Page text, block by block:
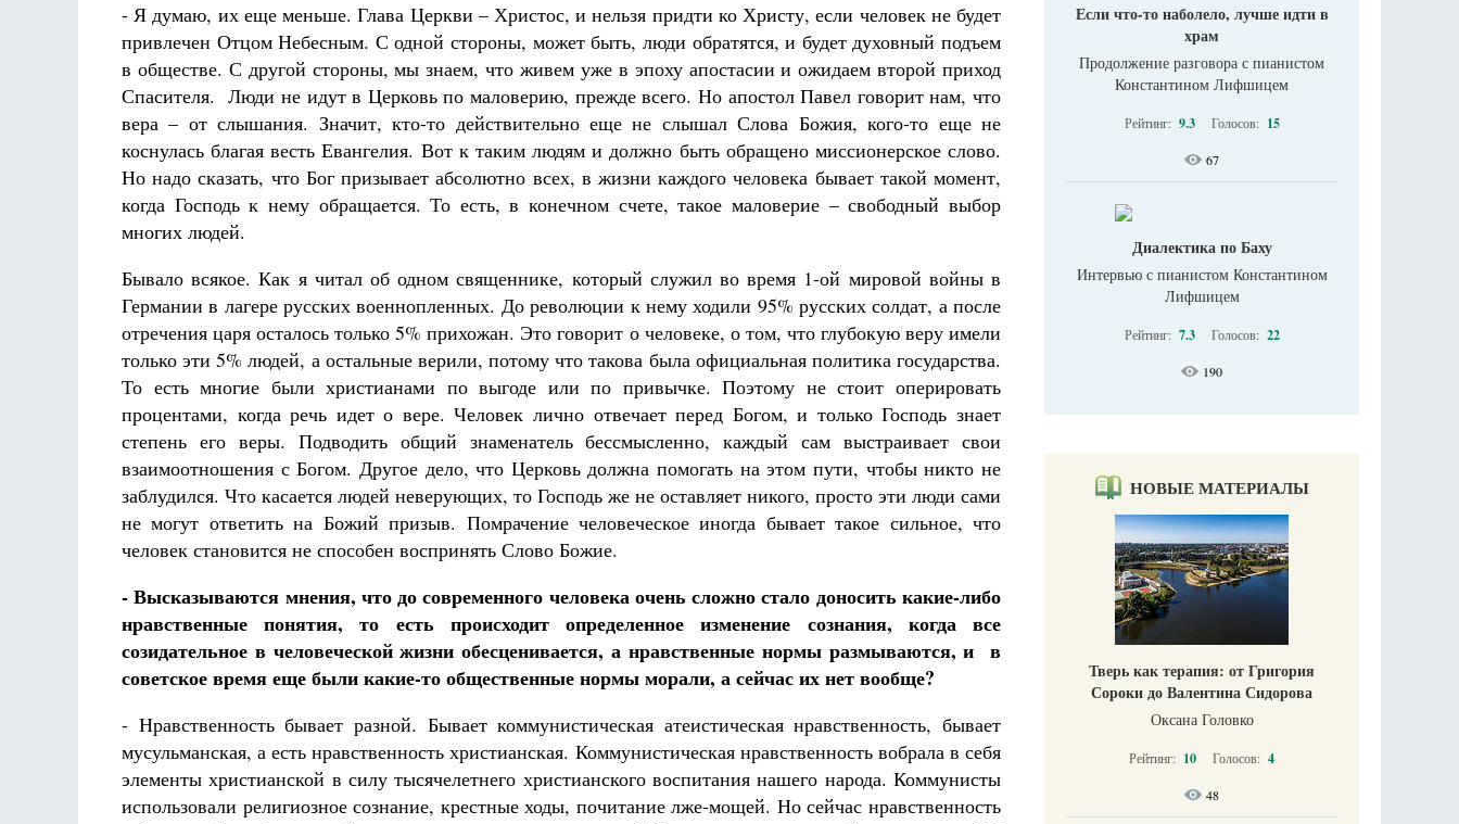
- Я думаю, их еще меньше. Глава Церкви – Христос, и нельзя придти ко Христу, если человек не будет
привлечен Отцом Небесным. С одной стороны, может быть, люди обратятся, и будет духовный подъем
в обществе. С другой стороны, мы знаем, что живем уже в эпоху апостасии и ожидаем второй приход
Спасителя. Люди не идут в Церковь по маловерию, прежде всего. Но апостол Павел говорит нам, что
вера – от слышания. Значит, кто-то действительно еще не слышал Слова Божия, кого-то еще не
коснулась благая весть Евангелия. Вот к таким людям и должно быть обращено миссионерское слово.
Но надо сказать, что Бог призывает абсолютно всех, в жизни каждого человека бывает такой момент,
когда Господь к нему обращается. То есть, в конечном счете, такое маловерие – свободный выбор
многих людей.
Бывало всякое. Как я читал об одном священнике, который служил во время 1-ой мировой войны в
Германии в лагере русских военнопленных. До революции к нему ходили 95% русских солдат, а после
отречения царя осталось только 5% прихожан. Это говорит о человеке, о том, что глубокую веру имели
только эти 5% людей, а остальные верили, потому что такова была официальная политика государства.
То есть многие были христианами по выгоде или по привычке. Поэтому не стоит оперировать
процентами, когда речь идет о вере. Человек лично отвечает перед Богом, и только Господь знает
степень его веры. Подводить общий знаменатель бессмысленно, каждый сам выстраивает свои
взаимоотношения с Богом. Другое дело, что Церковь должна помогать на этом пути, чтобы никто не
заблудился. Что касается людей неверующих, то Господь же не оставляет никого, просто эти люди сами
не могут ответить на Божий призыв. Помрачение человеческое иногда бывает такое сильное, что
человек становится не способен воспринять Слово Божие.
- Высказываются мнения, что до современного человека очень сложно стало доносить какие-либо
нравственные понятия, то есть происходит определенное изменение сознания, когда все
созидательное в человеческой жизни обесценивается, а нравственные нормы размываются, и в
советское время еще были какие-то общественные нормы морали, а сейчас их нет вообще?
- Нравственность бывает разной. Бывает коммунистическая атеистическая нравственность, бывает
мусульманская, а есть нравственность христианская. Коммунистическая нравственность вобрала в себя
элементы христианской в силу тысячелетнего христианского воспитания нашего народа. Коммунисты
использовали религиозное сознание, крестные ходы, почитание лже-мощей. Но сейчас нравственность
Если что-то наболело, лучше идти в
храм
Продолжение разговора с пианистом
Константином Лифшицем
Рейтинг: 9.3 Голосов: 15
67
Диалектика по Баху
Интервью с пианистом Константином
Лифшицем
Рейтинг: 7.3 Голосов: 22
190
НОВЫЕ МАТЕРИАЛЫ
Тверь как терапия: от Григория
Сороки до Валентина Сидорова
Оксана Головко
Рейтинг: 10 Голосов: 4
48